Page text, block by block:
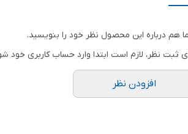
هم درباره این محصول نظر خود را بنویسید.
ثبت نظر، لازم است ابتدا وارد حساب کاربری خود
افزودن نظر